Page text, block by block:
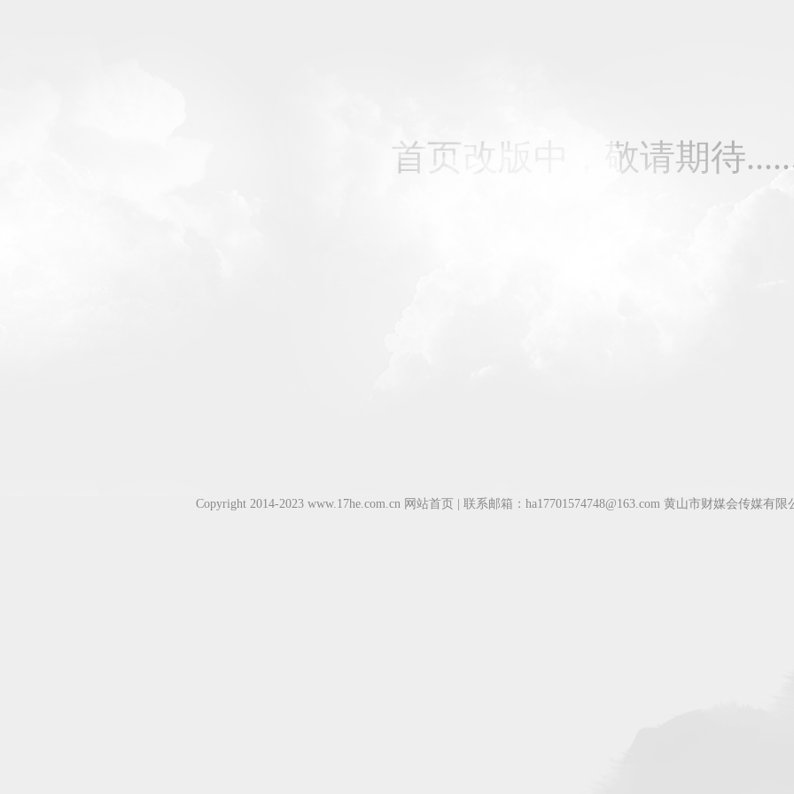
首页改版中，敬请期待
Copyright 2014-2023 www.17he.com.cn 网站首页 | 联系邮箱：ha17701574748@163.com 黄山市财媒会传媒有